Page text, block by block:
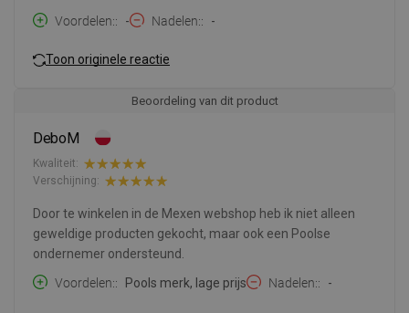
Voordelen:
- Nadelen: -
Toon originele reactie
Beoordeling van dit product
DeboM
Kwaliteit:
Verschijning:
Door te winkelen in de Mexen webshop heb ik niet alleen
geweldige producten gekocht, maar ook een Poolse
ondernemer ondersteund.
Voordelen:
Pools merk, lage prijs Nadelen: -